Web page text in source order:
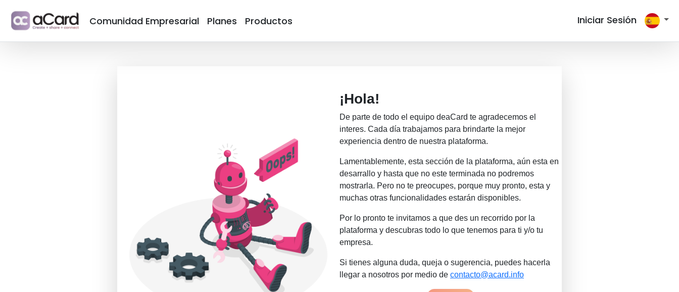
Comunidad Empresarial Planes Productos Iniciar Sesión
¡Hola!
De parte de todo el equipo deaCard te agradecemos el
interes. Cada día trabajamos para brindarte la mejor
experiencia dentro de nuestra plataforma.
Lamentablemente, esta sección de la plataforma, aún esta en
desarrallo y hasta que no este terminada no podremos
mostrarla. Pero no te preocupes, porque muy pronto, esta y
muchas otras funcionalidades estarán disponibles.
Por lo pronto te invitamos a que des un recorrido por la
plataforma y descubras todo lo que tenemos para ti y/o tu
empresa.
Si tienes alguna duda, queja o sugerencia, puedes hacerla
llegar a nosotros por medio de contacto@acard.info